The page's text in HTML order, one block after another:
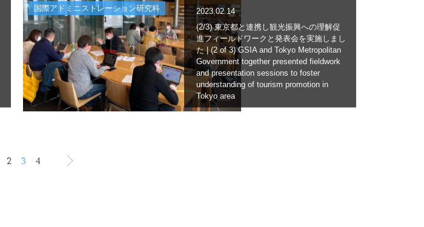
国際アドミニストレーション研究科
2023.02.14
(2/3) 東京都と連携し観光振興への理解促
進フィールドワークと発表会を実施しまし
た | (2 of 3) GSIA and Tokyo Metropolitan
Government together presented fieldwork
and presentation sessions to foster
understanding of tourism promotion in
Tokyo area
2 3 4